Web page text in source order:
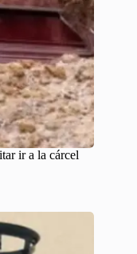
ir a la cárcel